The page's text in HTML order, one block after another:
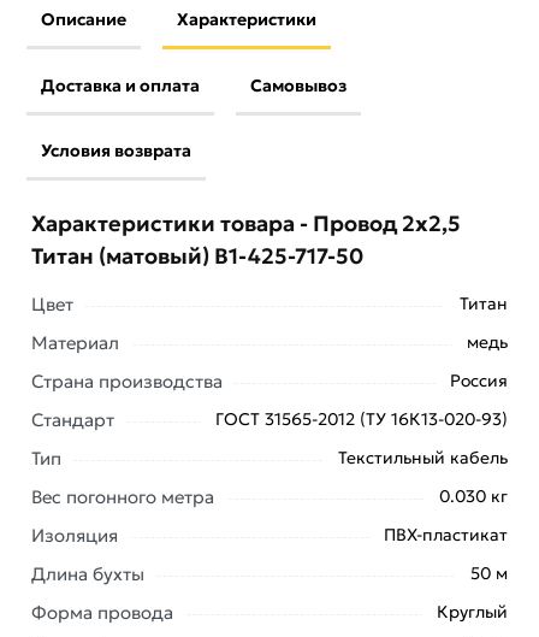
Описание Характеристики
Доставка и оплата Самовывоз
Условия возврата
Условия доставки и цены на товар Провод 2х2,5
Титан (матовый) B1-425-717-50 из категории
ретродействительны в Москве и области.
Характеристики товара - Провод 2х2,5
Титан (матовый) B1-425-717-50
Цвет Титан
Материал медь
Страна производства Россия
Стандарт ГОСТ 31565-2012 (ТУ 16К13-020-93)
Тип Текстильный кабель
Вес погонного метра 0.030 кг
Изоляция ПВХ-пластикат
Длина бухты 50 м
Форма провода Круглый